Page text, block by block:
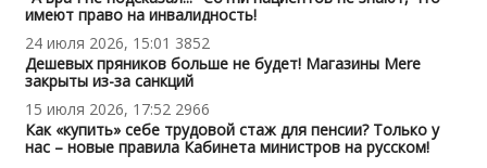
имеют право на инвалидность!
24 июля 2026, 15:01 3852
Дешевых пряников больше не будет! Магазины Mere
закрыты из-за санкций
15 июля 2026, 17:52 2966
Как «купить» себе трудовой стаж для пенсии? Только у
нас – новые правила Кабинета министров на русском!